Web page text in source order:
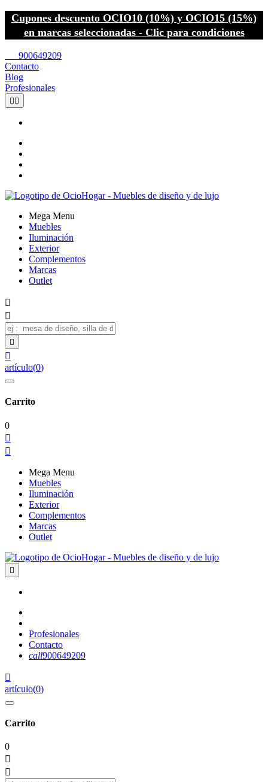
Cupones descuento OCIO10 (10%) y OCIO15 (15%)
en marcas seleccionadas - Clic para condiciones
900649209
Contacto
Blog
Profesionales
 
Mega Menu
Muebles
Iluminación
Exterior
Complementos
Marcas
Outlet




artículo(0)
Carrito
0


Mega Menu
Muebles
Iluminación
Exterior
Complementos
Marcas
Outlet

Profesionales
Contacto
call900649209

artículo(0)
Carrito
0

